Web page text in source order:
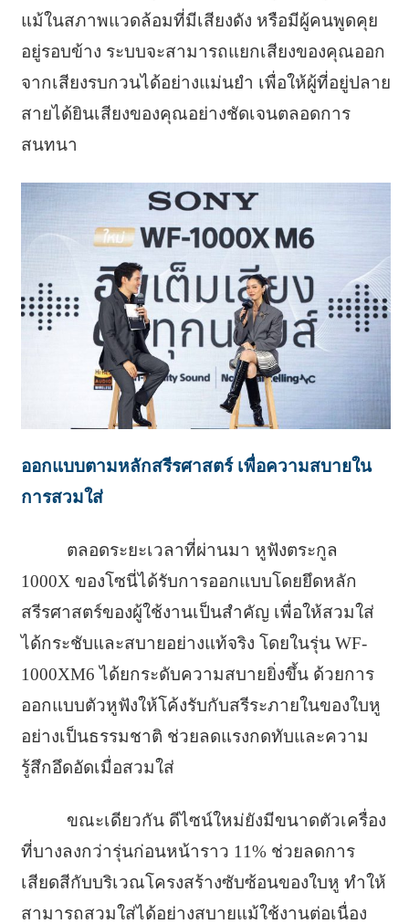
แม้ในสภาพแวดล้อมที่มีเสียงดัง หรือมีผู้คนพูดคุย
อยู่รอบข้าง ระบบจะสามารถแยกเสียงของคุณออก
จากเสียงรบกวนได้อย่างแม่นยำ เพื่อให้ผู้ที่อยู่ปลาย
สายได้ยินเสียงของคุณอย่างชัดเจนตลอดการ
สนทนา
ออกแบบตามหลักสรีรศาสตร์ เพื่อความสบายใน
การสวมใส่
ตลอดระยะเวลาที่ผ่านมา หูฟังตระกูล
1000X ของโซนี่ได้รับการออกแบบโดยยึดหลัก
สรีรศาสตร์ของผู้ใช้งานเป็นสำคัญ เพื่อให้สวมใส่
ได้กระชับและสบายอย่างแท้จริง โดยในรุ่น WF-
1000XM6 ได้ยกระดับความสบายยิ่งขึ้น ด้วยการ
ออกแบบตัวหูฟังให้โค้งรับกับสรีระภายในของใบหู
อย่างเป็นธรรมชาติ ช่วยลดแรงกดทับและความ
รู้สึกอึดอัดเมื่อสวมใส่
ขณะเดียวกัน ดีไซน์ใหม่ยังมีขนาดตัวเครื่อง
ที่บางลงกว่ารุ่นก่อนหน้าราว 11% ช่วยลดการ
เสียดสีกับบริเวณโครงสร้างซับซ้อนของใบหู ทำให้
สามารถสวมใส่ได้อย่างสบายแม้ใช้งานต่อเนื่อง